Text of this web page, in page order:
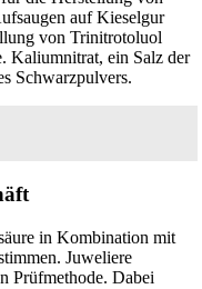
auf Kieselgur
von Trinitrotoluol
Kaliumnitrat, ein Salz der
Schwarzpulvers.
in Kombination mit
Juweliere
Prüfmethode. Dabei